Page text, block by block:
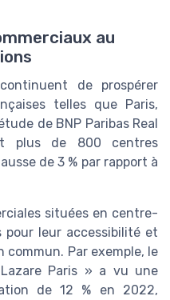
au
de prospérer
telles que Paris,
de BNP Paribas Real
plus de 800 centres
de 3 % par rapport à
situées en centre-
leur accessibilité et
Par exemple, le
Paris » a vu une
de 12 % en 2022,